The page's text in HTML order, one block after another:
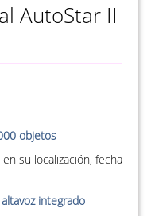
AutoStar II
objetos
su localización, fecha
integrado